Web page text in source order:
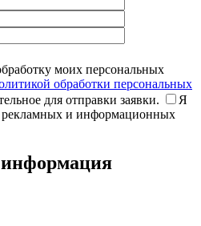
моих персональных
обработки персональных
для отправки заявки.
Я
рекламных и информационных